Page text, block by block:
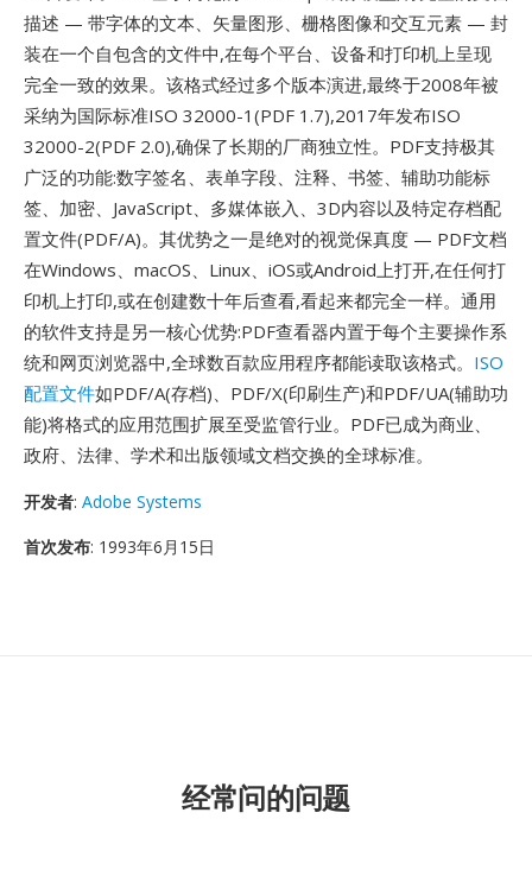
描述 — 带字体的文本、矢量图形、栅格图像和交互元素 — 封
装在一个自包含的文件中,在每个平台、设备和打印机上呈现
完全一致的效果。该格式经过多个版本演进,最终于2008年被
采纳为国际标准ISO 32000-1(PDF 1.7),2017年发布ISO
32000-2(PDF 2.0),确保了长期的厂商独立性。PDF支持极其
广泛的功能:数字签名、表单字段、注释、书签、辅助功能标
签、加密、JavaScript、多媒体嵌入、3D内容以及特定存档配
置文件(PDF/A)。其优势之一是绝对的视觉保真度 — PDF文档
在Windows、macOS、Linux、iOS或Android上打开,在任何打
印机上打印,或在创建数十年后查看,看起来都完全一样。通用
的软件支持是另一核心优势:PDF查看器内置于每个主要操作系
统和网页浏览器中,全球数百款应用程序都能读取该格式。 ISO
配置文件如PDF/A(存档)、PDF/X(印刷生产)和PDF/UA(辅助功
能)将格式的应用范围扩展至受监管行业。PDF已成为商业、
政府、法律、学术和出版领域文档交换的全球标准。
开发者: Adobe Systems
首次发布: 1993年6月15日
经常问的问题